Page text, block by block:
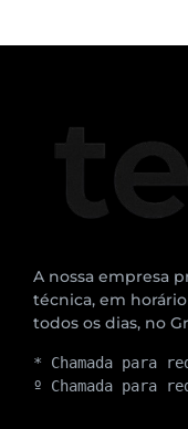
A nossa empresa
técnica, em horário
todos os dias, no
* Chamada para
º Chamada para